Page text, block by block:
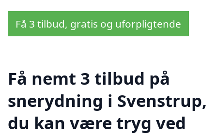
Få 3 tilbud, gratis og uforpligtende
Få nemt 3 tilbud på
snerydning i Svenstrup,
du kan være tryg ved